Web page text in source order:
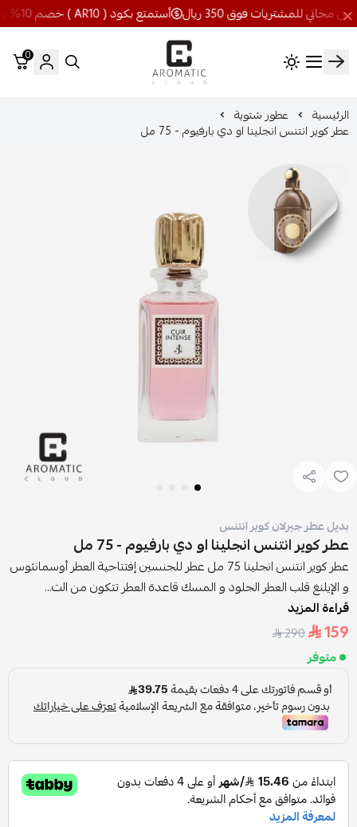
أستمتع بكود ( AR10 ) خصم 10% شحن مجاني للمشتريات فوق 350 ريال
اروماتيك كلاود
0
الرئيسية عطور شتوية
عطر كوير انتنس انجلينا او دي بارفيوم - 75 مل
بديل عطر جيرلان كوير انتنس
عطر كوير انتنس انجلينا او دي بارفيوم - 75 مل
عطر كوير انتنس انجلينا 75 مل عطر للجنسين إفتتاحية العطر أوسمانثوس
و الإيلنغ قلب العطر الجلود و المسك قاعدة العطر تتكون من الت...
قراءة المزيد
159
290
متوفر